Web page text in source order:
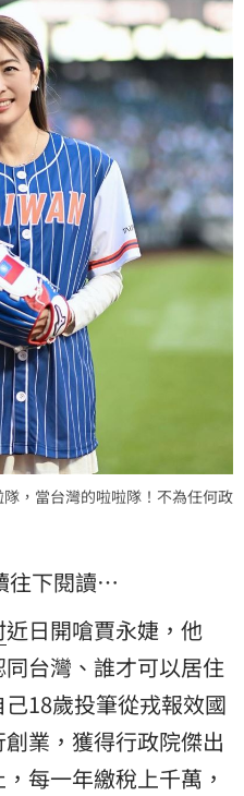
，當台灣的啦啦隊！不為任何政
往下閱讀…
近日開嗆賈永婕，他
台灣、誰才可以居住
18歲投筆從戎報效國
業，獲得行政院傑出
每一年繳稅上千萬，